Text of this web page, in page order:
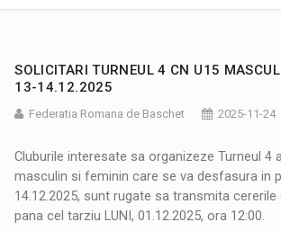
SOLICITARI TURNEUL 4 CN U15
13-14.12.2025
Federatia Romana de Baschet 2025-11-24
Cluburile interesate sa organizeze Turneul 4
masculin si feminin care se va desfasura in
14.12.2025, sunt rugate sa transmita cererile
pana cel tarziu LUNI, 01.12.2025, ora 12:00.